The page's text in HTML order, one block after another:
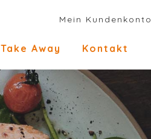
Mein Kundenkonto
Take Away Kontakt